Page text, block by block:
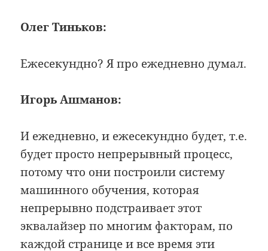
Олег Тиньков:
Ежесекундно? Я про ежедневно думал.
Игорь Ашманов:
И ежедневно, и ежесекундно будет, т.е.
будет просто непрерывный процесс,
потому что они построили систему
машинного обучения, которая
непрерывно подстраивает этот
эквалайзер по многим факторам, по
каждой странице и все время эти